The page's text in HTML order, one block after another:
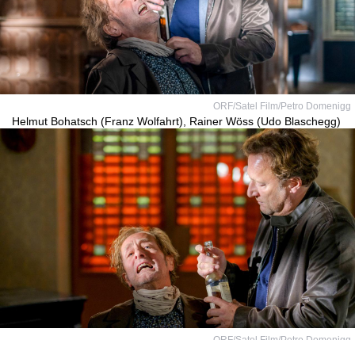
ORF/Satel Film/Petro Domenigg
Helmut Bohatsch (Franz Wolfahrt), Rainer Wöss (Udo Blaschegg)